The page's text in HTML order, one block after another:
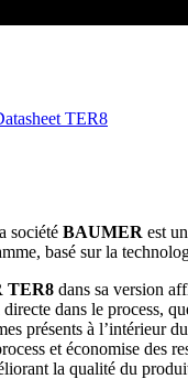
TER8
société BAUMER est
basé sur la
TER8 dans sa version
dans le process,
présents à l’intérieur
et économise des
la qualité du